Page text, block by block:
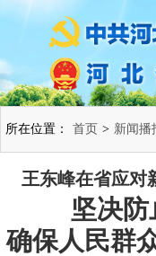
所在位置： 首页 > 新闻播
王东峰在省应对
坚决
确保人民群